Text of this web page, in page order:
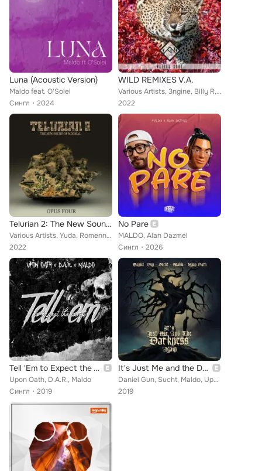
Luna (Acoustic Version)
Maldo feat. O'Solei
Сингл
2024
WILD REMIXES V.A.
Various Artists, 3ngine, Billy R, Khynes, Reno Allen, Losub, Maldo, Danny Nectar, Lefthandsoundsystem
2022
Telurian 2: The New Sound of Minimal - Opus Four
Various Artists, Yuda, Romenn, DubluD, Mark.x, Stan & Ban, Ayzk Rovshan, Marco Stefano, Mrsch, Zenniv, Maldo, Steve, Pe Dant
2022
No Pare
MALDO, Alan Dazmel
Сингл
2026
Tell 'Em to Expect the Worst
Upon Oath, D.A.R., Maldo
Сингл
2019
It's Just Me and the Darkness Again
Daniel Gun, Sucht, Maldo, Upon Oath
2019